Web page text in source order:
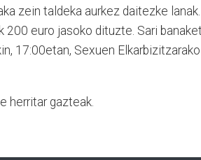
zein taldeka aurkez daitezke lanak.
200 euro jasoko dituzte. Sari
17:00etan, Sexuen Elkarbizitzarako
herritar gazteak.